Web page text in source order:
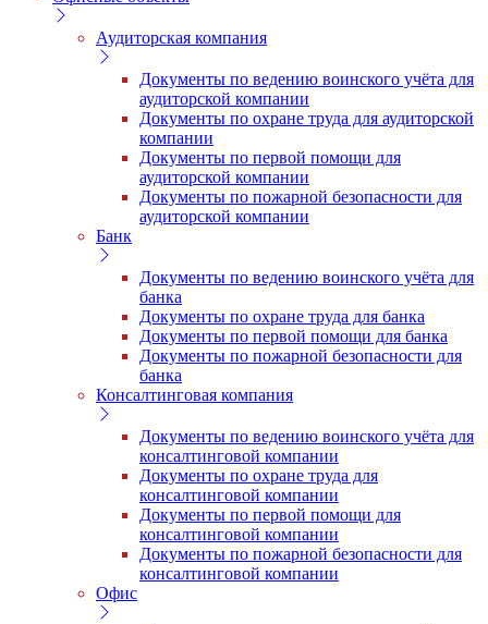
Аудиторская компания
Документы по ведению воинского учёта для
аудиторской компании
Документы по охране труда для аудиторской
компании
Документы по первой помощи для
аудиторской компании
Документы по пожарной безопасности для
аудиторской компании
Банк
Документы по ведению воинского учёта для
банка
Документы по охране труда для банка
Документы по первой помощи для банка
Документы по пожарной безопасности для
банка
Консалтинговая компания
Документы по ведению воинского учёта для
консалтинговой компании
Документы по охране труда для
консалтинговой компании
Документы по первой помощи для
консалтинговой компании
Документы по пожарной безопасности для
консалтинговой компании
Офис